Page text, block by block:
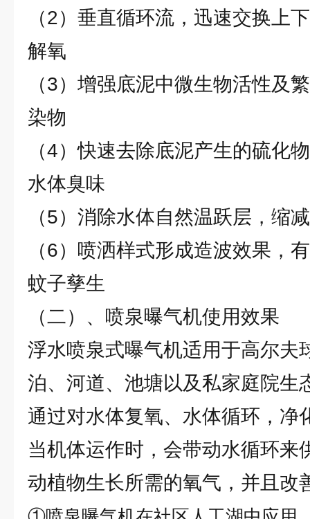
（2）垂直循环流，迅速交换上
解氧
（3）增强底泥中微生物活性及
染物
（4）快速去除底泥产生的硫化
水体臭味
（5）消除水体自然温跃层，缩
（6）喷洒样式形成造波效果，
蚊子孳生
（二）、喷泉曝气机使用效果
浮水喷泉式曝气机适用于高尔夫
泊、河道、池塘以及私家庭院生
通过对水体复氧、水体循环，净
当机体运作时，会带动水循环来
动植物生长所需的氧气，并且改